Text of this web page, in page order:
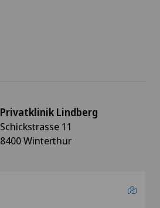
Privatklinik Lindberg
Schickstrasse 11
8400 Winterthur